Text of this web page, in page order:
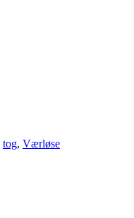
tog, Værløse